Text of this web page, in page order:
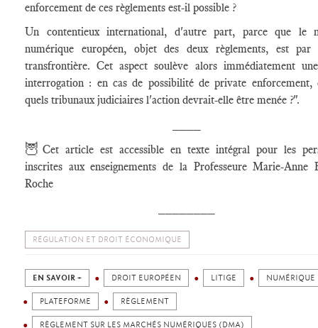
enforcement de ces règlements est-il possible ?
Un contentieux international, d'autre part, parce que le
numérique européen, objet des deux règlements, est par
transfrontière. Cet aspect soulève alors immédiatement
interrogation : en cas de possibilité de private enforcement,
quels tribunaux judiciaires l'action devrait-elle être menée ?".
🦉 Cet article est accessible en texte intégral pour les
inscrites aux enseignements de la Professeure Marie-Anne
Roche
RÉGULATION ET DROIT ÉCONOMIQUE
EN SAVOIR + DROIT EUROPÉEN LITIGE NUMÉRIQUE
PLATEFORME RÈGLEMENT
RÈGLEMENT SUR LES MARCHÉS NUMÉRIQUES (DMA)